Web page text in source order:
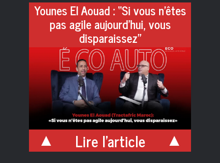
Younes El Aouad : “Si vous n’êtes
pas agile aujourd’hui, vous
disparaissez”
Lire l'article